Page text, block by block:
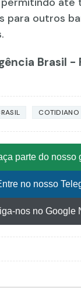
para outros
Brasil -
COTIDIANO
parte do nosso
no nosso
nos no Google